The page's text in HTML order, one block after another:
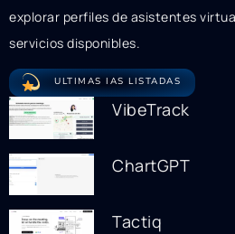
explorar perfiles de asistentes
servicios disponibles.
ULTIMAS IAS LISTADAS
VibeTrack
ChartGPT
Tactiq